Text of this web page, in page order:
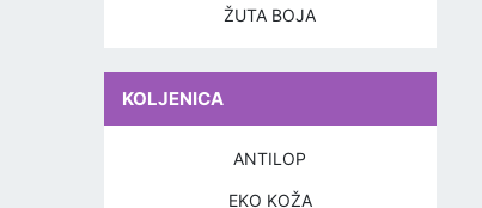
ŽUTA BOJA
KOLJENICA
ANTILOP
EKO KOŽA